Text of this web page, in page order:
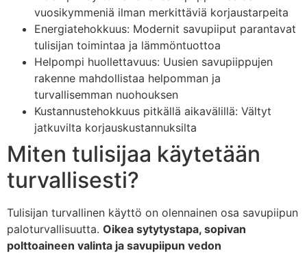
vuosikymmeniä ilman merkittäviä korjaustarpeita
Energiatehokkuus: Modernit savupiiput parantavat
tulisijan toimintaa ja lämmöntuottoa
Helpompi huollettavuus: Uusien savupiippujen
rakenne mahdollistaa helpomman ja
turvallisemman nuohouksen
Kustannustehokkuus pitkällä aikavälillä: Vältyt
jatkuvilta korjauskustannuksilta
Miten tulisijaa käytetään
turvallisesti?
Tulisijan turvallinen käyttö on olennainen osa savupiipun
paloturvallisuutta. Oikea sytytystapa, sopivan
polttoaineen valinta ja savupiipun vedon